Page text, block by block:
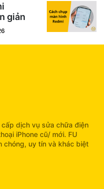
giản
dịch vụ sửa chữa điện
iPhone cũ/ mới. FU
chóng, uy tín và khác biệt